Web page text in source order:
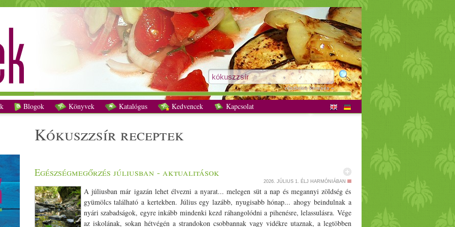
kókuszzsír receptek - Vegetáriánus receptek
részletes keresés »
Blogok Könyvek Katalógus Kedvencek Kapcsolat
kókuszzsír receptek
Egészségmegőrzés júliusban - aktualitások
2026. JÚLIUS 1. ÉLJ HARMÓNIÁBAN
A júliusban már igazán lehet élvezni a nyarat... melegen süt a nap és megannyi zöldség és
gyümölcs található a kertekben. Július egy lazább, nyugisabb hónap... ahogy beindulnak a
nyári szabadságok, egyre inkább mindenki kezd ráhangolódni a pihenésre, lelassulásra. Vége
az iskolának, sokan hétvégén a strandokon csobbannak vagy vidékre utaznak, a legtöbben